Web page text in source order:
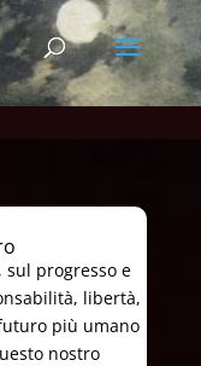
sul progresso e
libertà,
più umano
nostro